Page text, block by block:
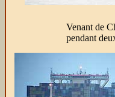
Venant de
pendant